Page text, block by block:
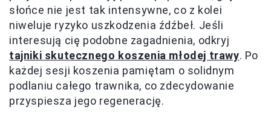
słońce nie jest tak intensywne, co z kolei
niweluje ryzyko uszkodzenia źdźbeł. Jeśli
interesują cię podobne zagadnienia, odkryj
tajniki skutecznego koszenia młodej trawy. Po
każdej sesji koszenia pamiętam o solidnym
podlaniu całego trawnika, co zdecydowanie
przyspiesza jego regenerację.